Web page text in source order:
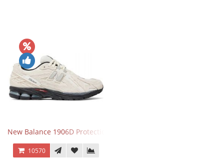
New Balance 1906D Protection Pack Turtledove
10570